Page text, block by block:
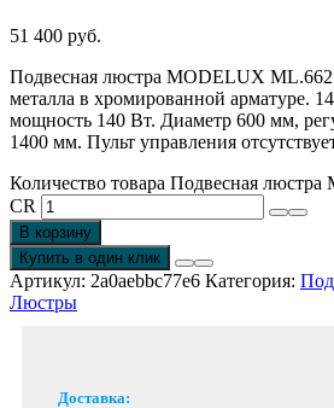
51 400 руб.
Подвесная люстра MODELUX
металла в хромированной арматуре.
мощность 140 Вт. Диаметр 600 мм,
1400 мм. Пульт управления
Количество товара Подвесная
CR
В корзину
Купить в один клик
Артикул: 2a0aebbc77e6 Категория:
Люстры
Доставка: